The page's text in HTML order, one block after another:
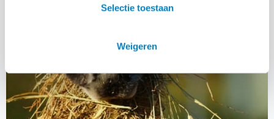
Selectie toestaan
Weigeren